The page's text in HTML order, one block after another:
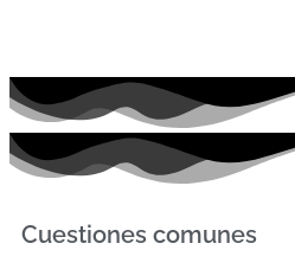
Cuestiones comunes